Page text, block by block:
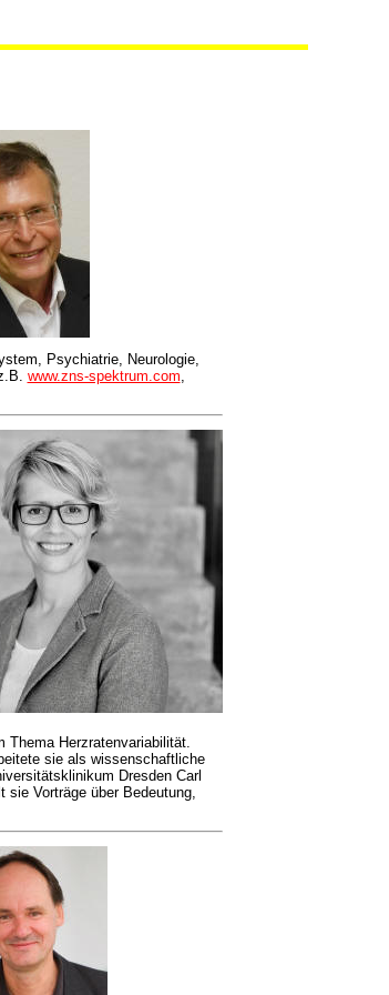
Psychiatrie, Neurologie,
www.zns-spektrum.com,
Thema Herzratenvariabilität.
sie als wissenschaftliche
Dresden Carl
Vorträge über Bedeutung,